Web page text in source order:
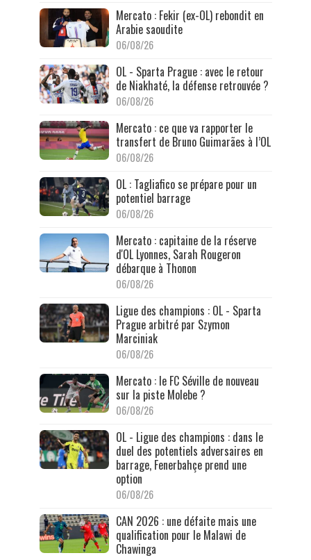
Mercato : Fekir (ex-OL) rebondit en
Arabie saoudite
06/08/26
OL - Sparta Prague : avec le retour
de Niakhaté, la défense retrouvée ?
06/08/26
Mercato : ce que va rapporter le
transfert de Bruno Guimarães à l’OL
06/08/26
OL : Tagliafico se prépare pour un
potentiel barrage
06/08/26
Mercato : capitaine de la réserve
d'OL Lyonnes, Sarah Rougeron
débarque à Thonon
06/08/26
Ligue des champions : OL - Sparta
Prague arbitré par Szymon
Marciniak
06/08/26
Mercato : le FC Séville de nouveau
sur la piste Molebe ?
06/08/26
OL - Ligue des champions : dans le
duel des potentiels adversaires en
barrage, Fenerbahçe prend une
option
06/08/26
CAN 2026 : une défaite mais une
qualification pour le Malawi de
Chawinga